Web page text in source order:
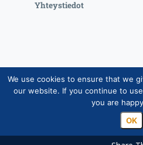
Yhteystiedot
Copyright © Suomen
Jäsentietojärjestelmän
käsittely
We use cookies to ensure that we
our website. If you continue to
you are
OK